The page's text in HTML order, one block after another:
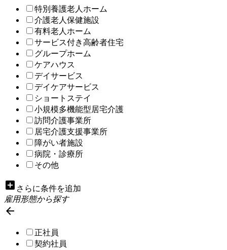
特別養護老人ホーム
介護老人保健施設
有料老人ホーム
サービス付き高齢者住宅
グループホーム
ケアハウス
デイサービス
デイケアサービス
ショートステイ
小規模多機能型居宅介護
訪問介護事業所
居宅介護支援事業所
障がい者施設
病院・診療所
その他
add_box さらに条件を追加
雇用形態から探す

正社員
契約社員